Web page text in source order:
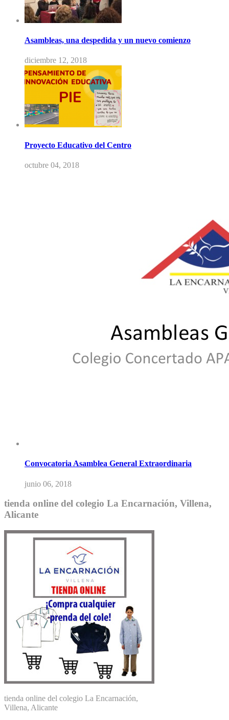
Asambleas, una despedida y un nuevo comienzo
diciembre 12, 2018
Proyecto Educativo del Centro
octubre 04, 2018
Convocatoria Asamblea General Extraordinaria
junio 06, 2018
tienda online del colegio La Encarnación, Villena,
Alicante
tienda online del colegio La Encarnación,
Villena, Alicante